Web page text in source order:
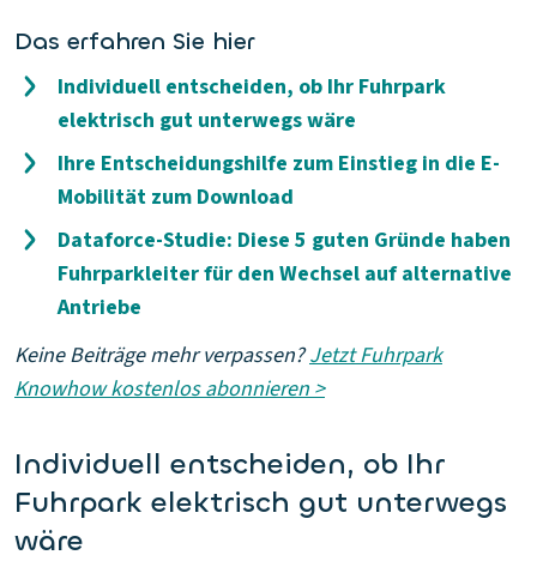
Das erfahren Sie hier
Individuell entscheiden, ob Ihr Fuhrpark
elektrisch gut unterwegs wäre
Ihre Entscheidungshilfe zum Einstieg in die E-
Mobilität zum Download
Dataforce-Studie: Diese 5 guten Gründe haben
Fuhrparkleiter für den Wechsel auf alternative
Antriebe
Keine Beiträge mehr verpassen?Jetzt Fuhrpark
Knowhow kostenlos abonnieren >
Individuell entscheiden, ob Ihr
Fuhrpark elektrisch gut unterwegs
wäre